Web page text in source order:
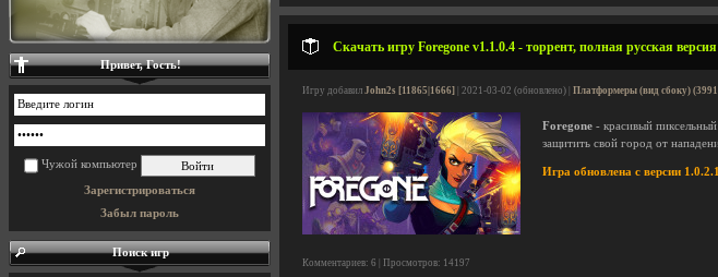
Скачать игру Foregone v1.1.0.4 - торрент, полная русская версия
Игру добавил John2s [11865|1666] | 2021-03-02 (обновлено) | Платформеры (вид сбоку)
Foregone - красивый
защитить свой город от
Игра обновлена с версии
Комментариев: 6 | Просмотров: 14197
Привет, Гость!
Чужой компьютер
Зарегистрироваться
Забыл пароль
Поиск игр